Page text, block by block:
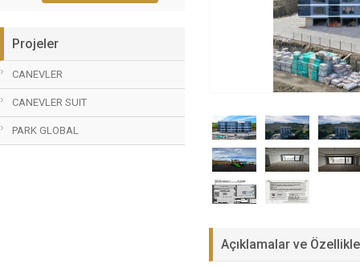
Projeler
CANEVLER
CANEVLER SUIT
PARK GLOBAL
Açıklamalar ve